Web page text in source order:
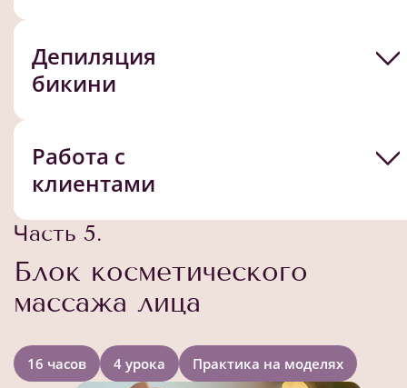
Депиляция
бикини
Работа с
клиентами
Часть 5.
Блок косметического
массажа лица
16 часов 4 урока Практика на моделях